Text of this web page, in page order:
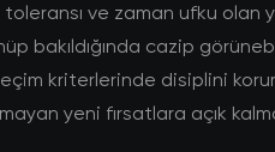
ve zaman ufku olan
bakıldığında cazip
kriterlerinde disiplini
yeni fırsatlara açık